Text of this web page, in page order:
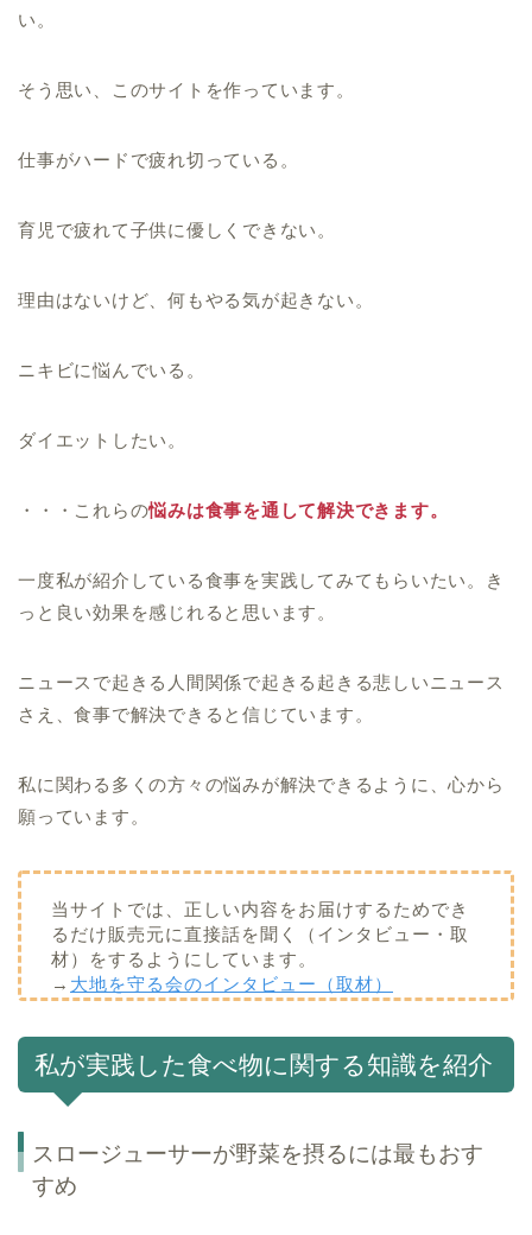
い。
そう思い、このサイトを作っています。
仕事がハードで疲れ切っている。
育児で疲れて子供に優しくできない。
理由はないけど、何もやる気が起きない。
ニキビに悩んでいる。
ダイエットしたい。
・・・これらの悩みは食事を通して解決できます。
一度私が紹介している食事を実践してみてもらいたい。き
っと良い効果を感じれると思います。
ニュースで起きる人間関係で起きる起きる悲しいニュース
さえ、食事で解決できると信じています。
私に関わる多くの方々の悩みが解決できるように、心から
願っています。
当サイトでは、正しい内容をお届けするためでき
るだけ販売元に直接話を聞く（インタビュー・取
材）をするようにしています。
→ 大地を守る会のインタビュー（取材）
私が実践した食べ物に関する知識を紹介
スロージューサーが野菜を摂るには最もおす
すめ